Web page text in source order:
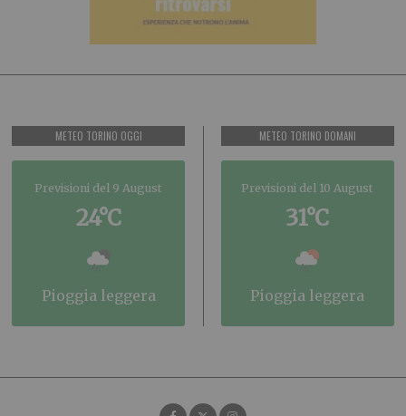
METEO TORINO OGGI
Previsioni del 9 August
24°C
pioggia leggera
METEO TORINO DOMANI
Previsioni del 10 August
31°C
pioggia leggera